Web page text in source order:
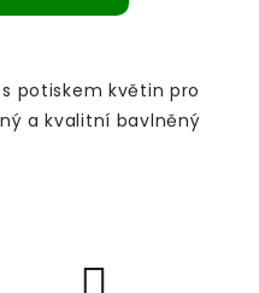
potiskem květin pro
a kvalitní bavlněný